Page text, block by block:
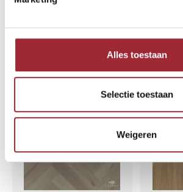
Alles toestaan
Selectie toestaan
Weigeren
€55,00 €38,50per
PVC
-30%